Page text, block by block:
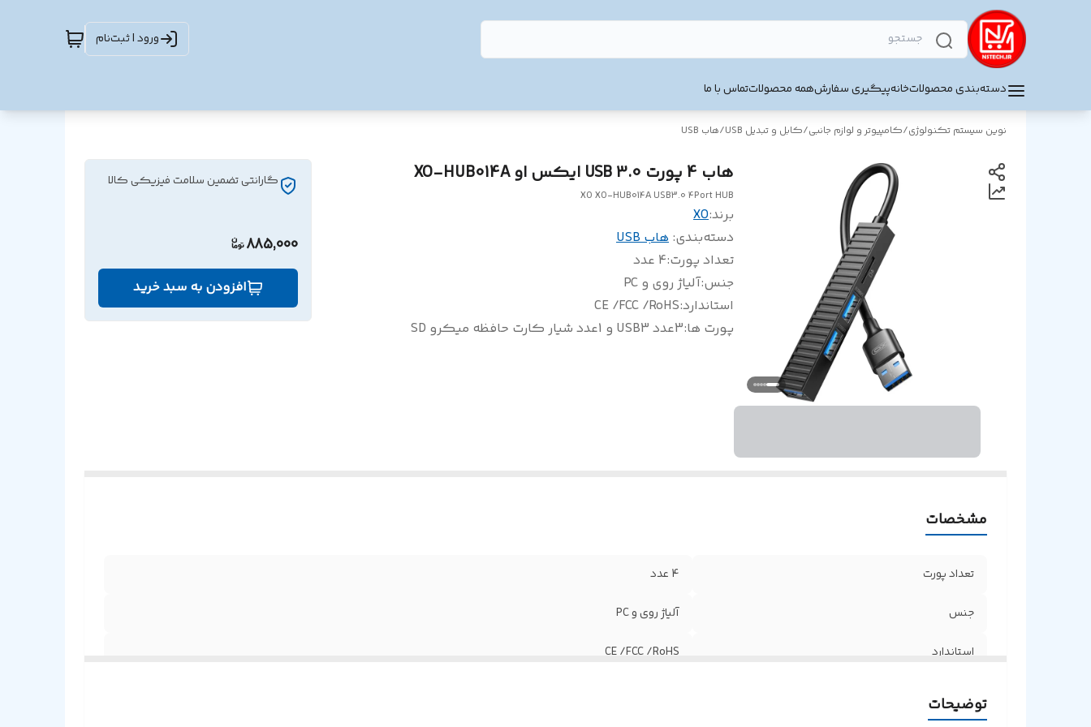
ورود | ثبت‌نام
دسته‌بندی محصولاتخانهپیگیری سفارشهمه محصولاتتماس با ما
نوین سیستم تکنولوژی/کامپیوتر و لوازم جانبی/کابل و تبدیل USB /هاب USB
هاب 4 پورت USB 3.0 ایکس او XO-HUB014A
XO XO-HUB014A USB3.0 4Port HUB
برند:XO
دسته‌بندی: هاب USB
تعداد پورت:4 عدد
جنس:آلیاژ روی و PC
استاندارد:
CE /FCC /RoHS
پورت ها:3عدد USB3 و 1عدد شیار کارت حافظه میکرو SD
گارانتی تضمین سلامت فیزیکی کالا
885,000
افزودن به سبد خرید
مشخصات
تعداد پورت 4 عدد
جنس آلیاژ روی و PC
استاندارد CE /FCC /RoHS
توضیحات